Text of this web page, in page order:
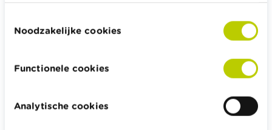
Noodzakelijke cookies
Functionele cookies
Analytische cookies
Je kan het al gespaarde bedrag overdragen naar
of
dat je vroeger gebruikte en doet enkel jouw
toekomstige stortingen in het nieuwe fonds.